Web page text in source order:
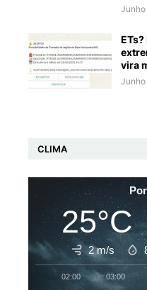
vira
CLIMA
25°C
2 m/s
02:00 03:00